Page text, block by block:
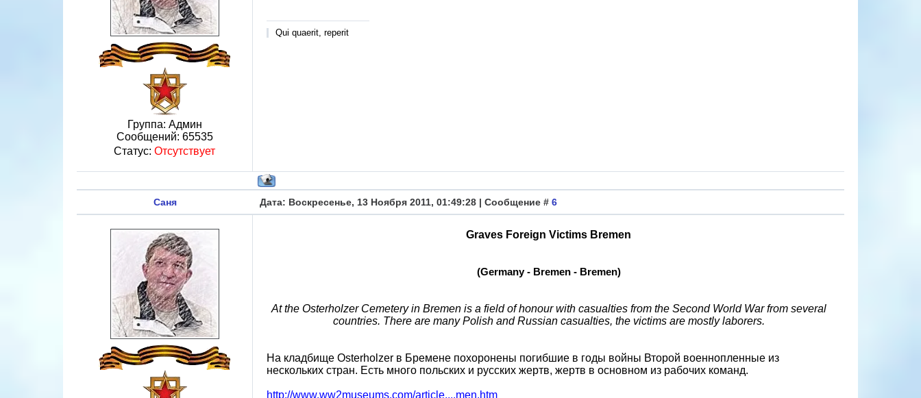
Группа: Админ
Сообщений: 65535
Статус: Отсутствует
Qui quaerit, reperit
Саня Дата: Воскресенье, 13 Ноября 2011, 01:49:28 | Сообщение # 6
Graves Foreign Victims Bremen
(Germany - Bremen - Bremen)
At the Osterholzer Cemetery in Bremen is a field of honour with casualties from the Second World War from several
countries. There are many Polish and Russian casualties, the victims are mostly laborers.
На кладбище Osterholzer в Бремене похоронены погибшие в годы войны Второй военнопленные из
нескольких стран. Есть много польских и русских жертв, жертв в основном из рабочих команд.
http://www.ww2museums.com/article....men.htm